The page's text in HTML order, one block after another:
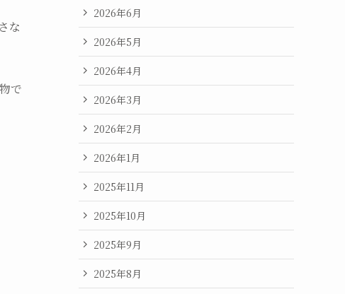
な
で
2026年6月
2026年5月
2026年4月
2026年3月
2026年2月
2026年1月
2025年11月
2025年10月
2025年9月
2025年8月